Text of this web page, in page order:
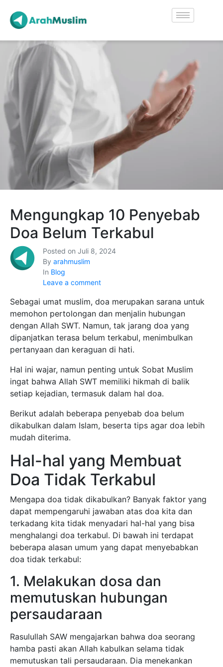
Posted on Juli 8, 2024
By arahmuslim
In Blog
Leave a comment
Mengungkap 10 Penyebab
Doa Belum Terkabul
Sebagai umat muslim, doa merupakan sarana untuk
memohon pertolongan dan menjalin hubungan
dengan Allah SWT. Namun, tak jarang doa yang
dipanjatkan terasa belum terkabul, menimbulkan
pertanyaan dan keraguan di hati.
Hal ini wajar, namun penting untuk Sobat Muslim
ingat bahwa Allah SWT memiliki hikmah di balik
setiap kejadian, termasuk dalam hal doa.
Berikut adalah beberapa penyebab doa belum
dikabulkan dalam Islam, beserta tips agar doa lebih
mudah diterima.
Hal-hal yang Membuat
Doa Tidak Terkabul
Mengapa doa tidak dikabulkan? Banyak faktor yang
dapat mempengaruhi jawaban atas doa kita dan
terkadang kita tidak menyadari hal-hal yang bisa
menghalangi doa terkabul. Di bawah ini terdapat
beberapa alasan umum yang dapat menyebabkan
doa tidak terkabul:
1. Melakukan dosa dan
memutuskan hubungan
persaudaraan
Rasulullah SAW mengajarkan bahwa doa seorang
hamba pasti akan Allah kabulkan selama tidak
memutuskan tali persaudaraan. Dia menekankan